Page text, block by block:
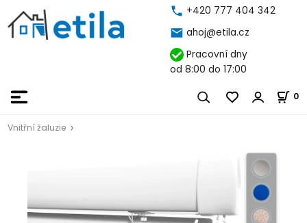
+420 777 404 342
ahoj@etila.cz
Pracovní dny
od 8:00 do 17:00
0
Vnitřní žaluzie